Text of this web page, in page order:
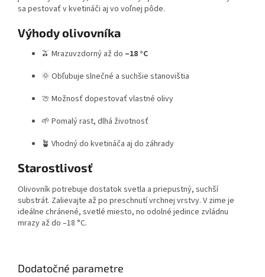
sa pestovať v kvetináči aj vo voľnej pôde.
Výhody olivovníka
🫒 Mrazuvzdorný až do –18 °C
🌞 Obľubuje slnečné a suchšie stanovištia
🍈 Možnosť dopestovať vlastné olivy
🌱 Pomalý rast, dlhá životnosť
🪴 Vhodný do kvetináča aj do záhrady
Starostlivosť
Olivovník potrebuje dostatok svetla a priepustný, suchší
substrát. Zalievajte až po preschnutí vrchnej vrstvy. V zime je
ideálne chránené, svetlé miesto, no odolné jedince zvládnu
mrazy až do –18 °C.
Dodatočné parametre